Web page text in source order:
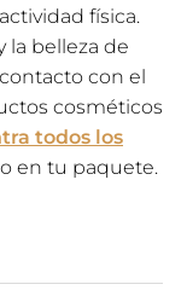
física.
la belleza de
con el
cosméticos
todos los
en tu paquete.